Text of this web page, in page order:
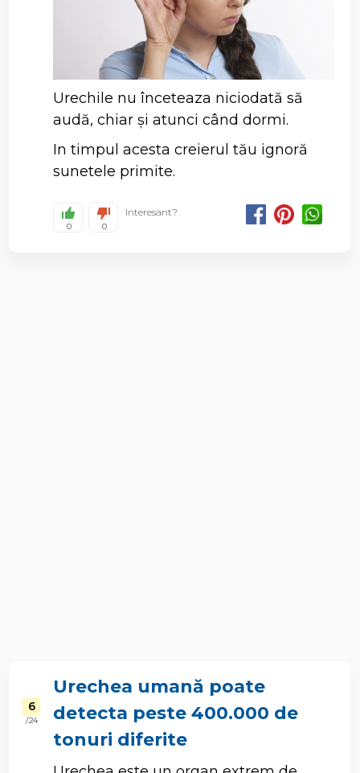
Urechile nu înceteaza niciodată să
audă, chiar și atunci când dormi.
In timpul acesta creierul tău ignoră
sunetele primite.
0 0
Interesant?
6
/ 24
Urechea umană poate
detecta peste 400.000 de
tonuri diferite